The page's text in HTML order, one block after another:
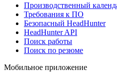
Производственный
Требования к ПО
Безопасный HeadHunter
HeadHunter API
Поиск работы
Поиск по резюме
Мобильное приложение